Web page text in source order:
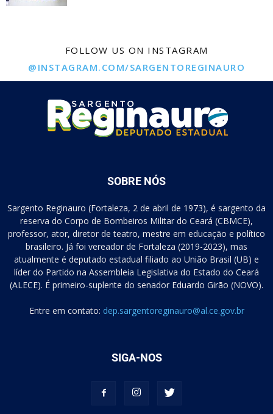
FOLLOW US ON INSTAGRAM
@INSTAGRAM.COM/SARGENTOREGINAURO
SOBRE NÓS
Sargento Reginauro (Fortaleza, 2 de abril de 1973), é sargento da
reserva do Corpo de Bombeiros Militar do Ceará (CBMCE),
professor, ator, diretor de teatro, mestre em educação e político
brasileiro. Já foi vereador de Fortaleza (2019-2023), mas
atualmente é deputado estadual filiado ao União Brasil (UB) e
líder do Partido na Assembleia Legislativa do Estado do Ceará
(ALECE). É primeiro-suplente do senador Eduardo Girão (NOVO).
Entre em contato: dep.sargentoreginauro@al.ce.gov.br
SIGA-NOS